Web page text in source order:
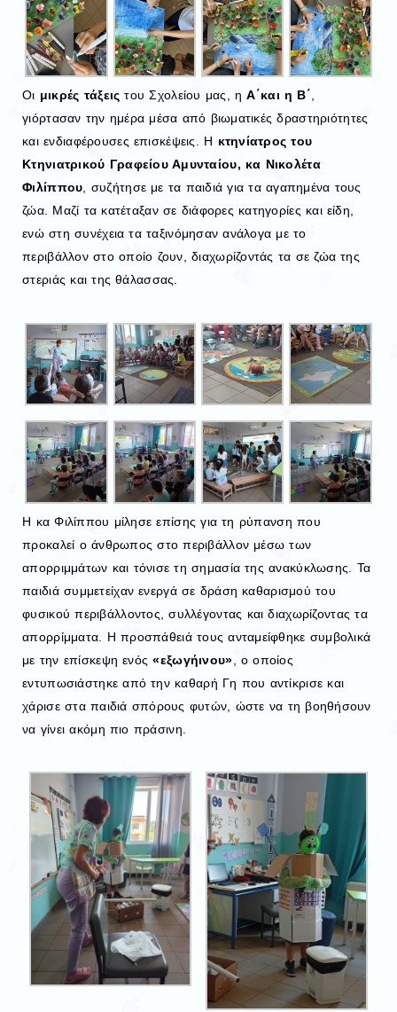
Οι μικρές τάξεις του Σχολείου μας, ηΑ΄και η Β΄,
γιόρτασαν την ημέρα μέσα από βιωματικές δραστηριότητες
και ενδιαφέρουσες επισκέψεις. Η κτηνίατρος του
Κτηνιατρικού Γραφείου Αμυνταίου, κα Νικολέτα
Φιλίππου, συζήτησε με τα παιδιά για τα αγαπημένα τους
ζώα. Μαζί τα κατέταξαν σε διάφορες κατηγορίες και είδη,
ενώ στη συνέχεια τα ταξινόμησαν ανάλογα με το
περιβάλλον στο οποίο ζουν, διαχωρίζοντάς τα σε ζώα της
στεριάς και της θάλασσας.
Η κα Φιλίππου μίλησε επίσης για τη ρύπανση που
προκαλεί ο άνθρωπος στο περιβάλλον μέσω των
απορριμμάτων και τόνισε τη σημασία της ανακύκλωσης. Τα
παιδιά συμμετείχαν ενεργά σε δράση καθαρισμού του
φυσικού περιβάλλοντος, συλλέγοντας και διαχωρίζοντας τα
απορρίμματα. Η προσπάθειά τους ανταμείφθηκε συμβολικά
με την επίσκεψη ενός«εξωγήινου» , ο οποίος
εντυπωσιάστηκε από την καθαρή Γη που αντίκρισε και
χάρισε στα παιδιά σπόρους φυτών, ώστε να τη βοηθήσουν
να γίνει ακόμη πιο πράσινη.